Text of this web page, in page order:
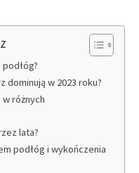
dominują w 2023 roku?
różnych
lata?
podłóg i wykończenia